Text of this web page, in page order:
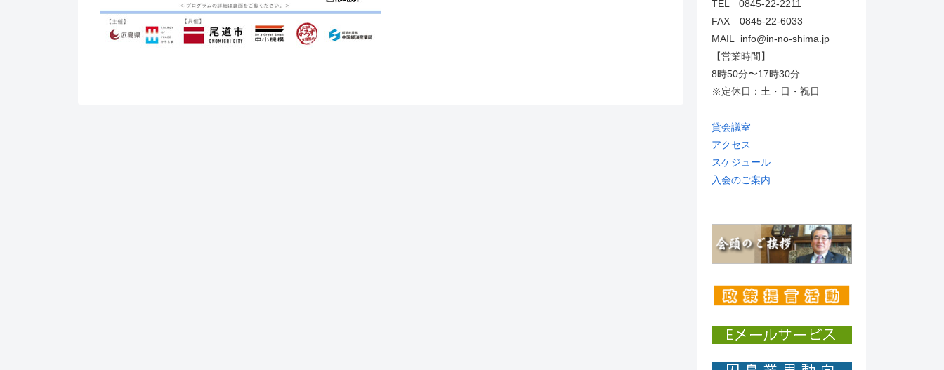
TEL 0845-22-2211
FAX 0845-22-6033
MAIL info@in-no-shima.jp
【営業時間】
8時50分〜17時30分
※定休日：土・日・祝日
貸会議室
アクセス
スケジュール
入会のご案内